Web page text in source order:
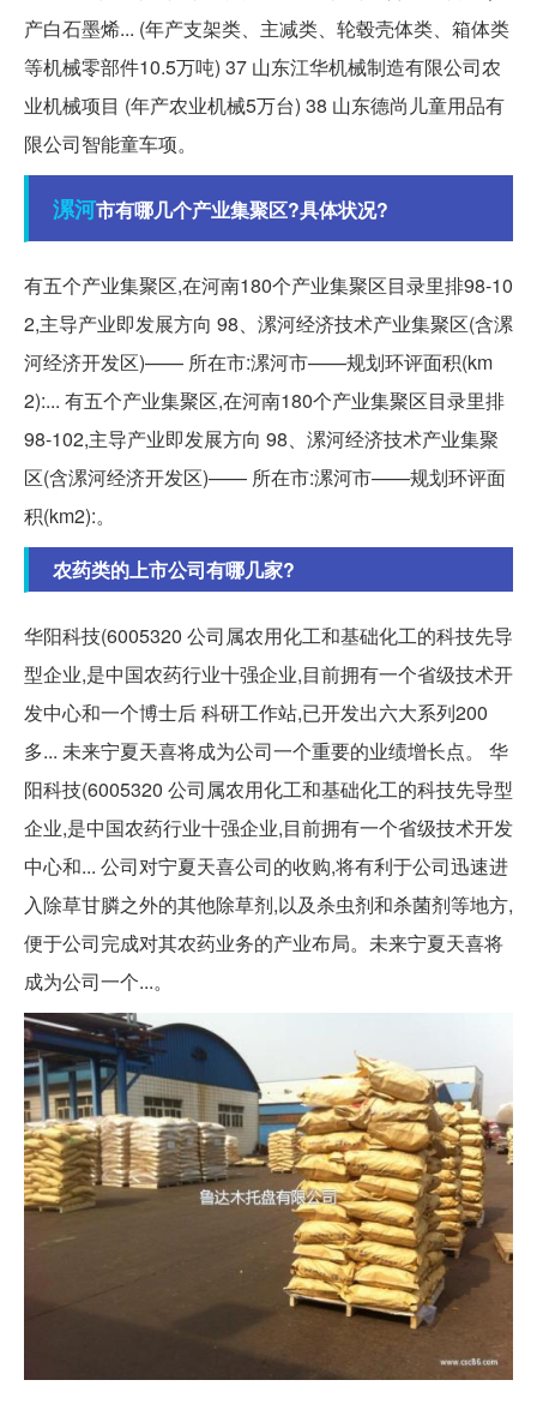
产白石墨烯... (年产支架类、主减类、轮毂壳体类、箱体类
等机械零部件10.5万吨) 37 山东江华机械制造有限公司农
业机械项目 (年产农业机械5万台) 38 山东德尚儿童用品有
限公司智能童车项。
漯河市有哪几个产业集聚区?具体状况?
有五个产业集聚区,在河南180个产业集聚区目录里排98-10
2,主导产业即发展方向 98、漯河经济技术产业集聚区(含漯
河经济开发区)—— 所在市:漯河市——规划环评面积(km
2):... 有五个产业集聚区,在河南180个产业集聚区目录里排
98-102,主导产业即发展方向 98、漯河经济技术产业集聚
区(含漯河经济开发区)—— 所在市:漯河市——规划环评面
积(km2):。
农药类的上市公司有哪几家?
华阳科技(6005320 公司属农用化工和基础化工的科技先导
型企业,是中国农药行业十强企业,目前拥有一个省级技术开
发中心和一个博士后 科研工作站,已开发出六大系列200
多... 未来宁夏天喜将成为公司一个重要的业绩增长点。 华
阳科技(6005320 公司属农用化工和基础化工的科技先导型
企业,是中国农药行业十强企业,目前拥有一个省级技术开发
中心和... 公司对宁夏天喜公司的收购,将有利于公司迅速进
入除草甘膦之外的其他除草剂,以及杀虫剂和杀菌剂等地方,
便于公司完成对其农药业务的产业布局。未来宁夏天喜将
成为公司一个...。